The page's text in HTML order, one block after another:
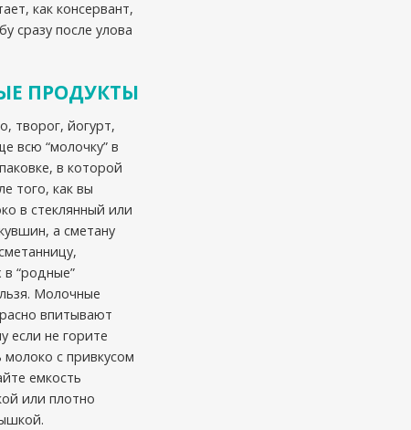
как консервант,
сразу после улова
ПРОДУКТЫ
творог, йогурт,
всю “молочку” в
в которой
того, как вы
в стеклянный или
а сметану
“родные”
Молочные
впитывают
если не горите
с привкусом
емкость
или плотно